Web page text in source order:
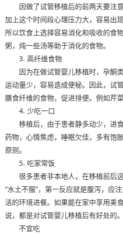
因做了试管移植后的前两天要注
加上这个时间段心理压力大，容易出
所以饮食上选择容易消化和吸收的食
粥，炖一些汤等助于消化的食物。
3. 高纤维食物
因为在做试管婴儿移植时，孕酮
运动量少，容易造成便秘。因此，试
膳食纤维的食物，促进排便。例如芹
4. 少吃一口
移植后，由于患者静多动少，进
药物，心情焦虑，睡眠欠佳，多有饱
原则。
5. 吃家常饭
很多患者非本地人，在移植前后
“水土不服”，第一反应就是腹泻，应
洁的环境进餐。如果能在家中享用美
说，都是对试管婴儿移植后有好处的。
不宜吃